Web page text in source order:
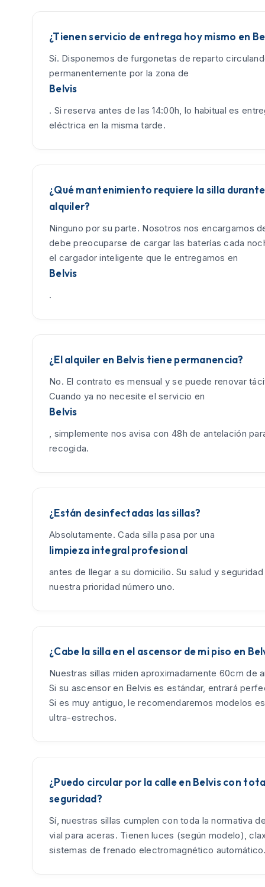
¿Tienen servicio de entrega hoy mismo en
Sí. Disponemos de furgonetas de reparto
permanentemente por la zona de
Belvis
. Si reserva antes de las 14:00h, lo habitual es
eléctrica en la misma tarde.
¿Qué mantenimiento requiere la silla
alquiler?
Ninguno por su parte. Nosotros nos encargamos
debe preocuparse de cargar las baterías cada
el cargador inteligente que le entregamos en
Belvis
.
¿El alquiler en Belvis tiene permanencia?
No. El contrato es mensual y se puede renovar
Cuando ya no necesite el servicio en
Belvis
, simplemente nos avisa con 48h de antelación
recogida.
¿Están desinfectadas las sillas?
Absolutamente. Cada silla pasa por una
limpieza integral profesional
antes de llegar a su domicilio. Su salud y
nuestra prioridad número uno.
¿Cabe la silla en el ascensor de mi piso en
Nuestras sillas miden aproximadamente 60cm de
Si su ascensor en Belvis es estándar, entrará
Si es muy antiguo, le recomendaremos modelos
ultra-estrechos.
¿Puedo circular por la calle en Belvis con
seguridad?
Sí, nuestras sillas cumplen con toda la normativa
vial para aceras. Tienen luces (según modelo),
sistemas de frenado electromagnético